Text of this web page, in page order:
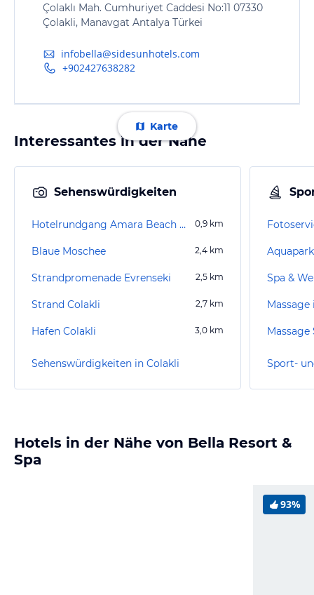
Çolaklı Mah. Cumhuriyet Caddesi No:11 07330
Çolakli, Manavgat Antalya Türkei
infobella@sidesunhotels.com
+902427638282
Karte
Interessantes in der Nähe
Sehenswürdigkeiten
Hotelrundgang Amara Beach Resort (existiert nicht mehr) 0,9 km
Blaue Moschee 2,4 km
Strandpromenade Evrenseki 2,5 km
Strand Colakli 2,7 km
Hafen Colakli 3,0 km
Sehenswürdigkeiten in Colakli
Aquapark
Sport-
Hotels in der Nähe von Bella Resort &
Spa
93%